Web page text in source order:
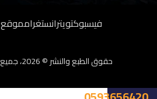
فيسبوكتويترانستغرامموقع YouTube
حقوق الطبع والنشر © 2026، جميع الحقوق محفوظة